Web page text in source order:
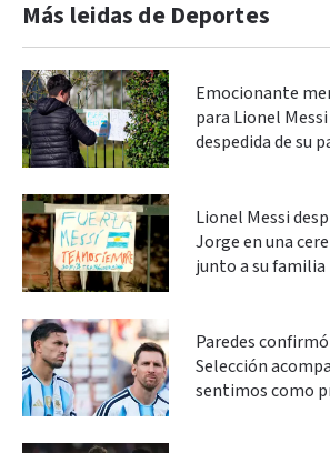
Más leidas de Deportes
Emocionante
para Lionel
despedida de su
Lionel Messi
Jorge en una
junto a su familia
Paredes
Selección
sentimos como